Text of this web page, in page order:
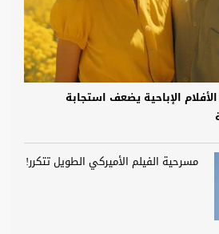
الإباحية يضعف استجابة
مسرحية الفيلم الأميركي الطويل تتكرر!